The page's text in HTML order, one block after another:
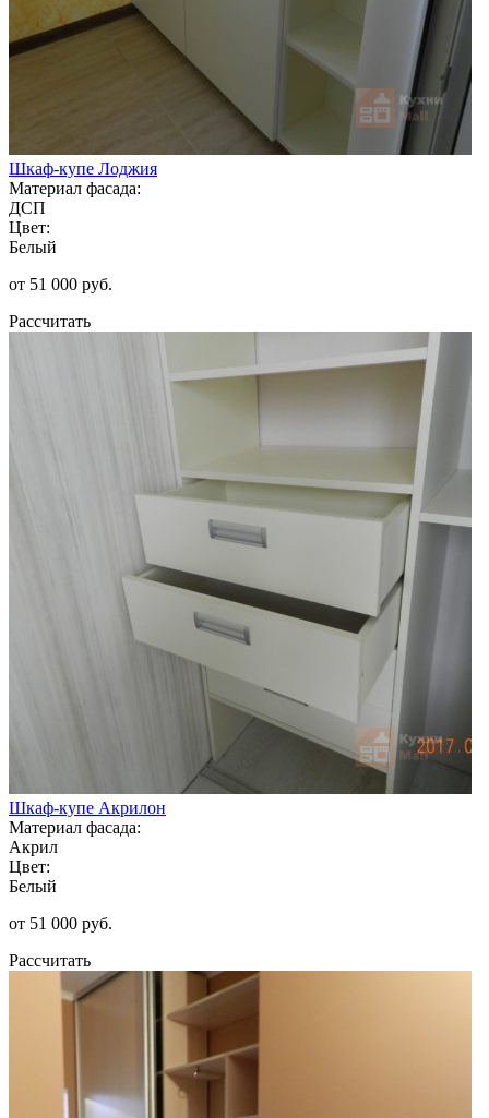
Шкаф-купе Лоджия
Материал фасада:
ДСП
Цвет:
Белый
от 51 000 руб.
Рассчитать
Шкаф-купе Акрилон
Материал фасада:
Акрил
Цвет:
Белый
от 51 000 руб.
Рассчитать